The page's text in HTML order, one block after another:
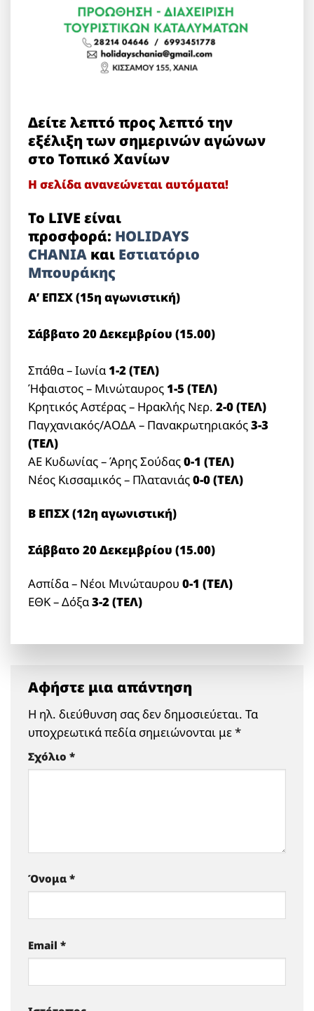
Δείτε λεπτό προς λεπτό την
εξέλιξη των σημερινών αγώνων
στο Τοπικό Χανίων
Η σελίδα ανανεώνεται αυτόματα!
Το LIVE είναι
προσφορά: HOLIDAYS
CHANIA και Εστιατόριο
Μπουράκης
Α’ ΕΠΣΧ (15η αγωνιστική)
Σάββατο 20 Δεκεμβρίου (15.00)
Σπάθα – Ιωνία1-2 (ΤΕΛ)
Ήφαιστος – Μινώταυρος1-5 (ΤΕΛ)
Κρητικός Αστέρας – Ηρακλής Νερ.2-0 (ΤΕΛ)
Παγχανιακός/ΑΟΔΑ – Πανακρωτηριακός3-3
(ΤΕΛ)
ΑΕ Κυδωνίας – Άρης Σούδας0-1 (ΤΕΛ)
Νέος Κισσαμικός – Πλατανιάς0-0 (ΤΕΛ)
Β ΕΠΣΧ (12η αγωνιστική)
Σάββατο 20 Δεκεμβρίου (15.00)
Ασπίδα – Νέοι Μινώταυρου0-1 (ΤΕΛ)
ΕΘΚ – Δόξα3-2 (ΤΕΛ)
Αφήστε μια απάντηση
Η ηλ. διεύθυνση σας δεν δημοσιεύεται. Τα
υποχρεωτικά πεδία σημειώνονται με*
Σχόλιο *
Όνομα *
Email *